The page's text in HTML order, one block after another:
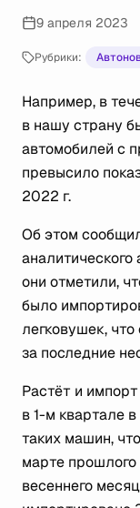
9 апреля 2023
Рубрики:
Например, в
в нашу страну
автомобилей с
превысило
2022 г.
Об этом
аналитического
они отметили,
было
легковушек,
за последние
Растёт и
в 1-м квартале
таких машин,
марте прошлого
весеннего